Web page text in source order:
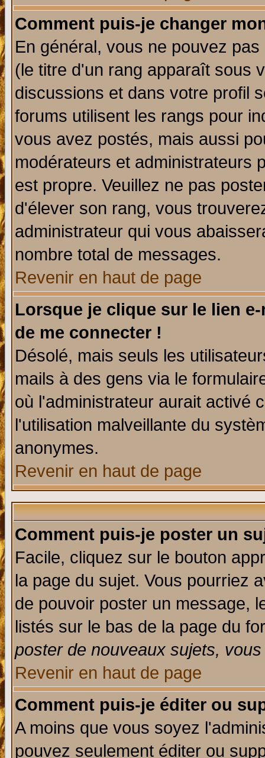
Comment puis-je changer
En général, vous ne pouvez
(le titre d'un rang apparaît sous
discussions et dans votre profil
forums utilisent les rangs pour
vous avez postés, mais aussi
modérateurs et administrateurs
est propre. Veuillez ne pas
d'élever son rang, vous
administrateur qui vous
nombre total de messages.
Revenir en haut de page
Lorsque je clique sur le lien
de me connecter !
Désolé, mais seuls les
mails à des gens via le
où l'administrateur aurait activé
l'utilisation malveillante du
anonymes.
Revenir en haut de page
Comment puis-je poster un
Facile, cliquez sur le bouton
la page du sujet. Vous pourriez
de pouvoir poster un message,
listés sur le bas de la page du
poster de nouveaux sujets,
Revenir en haut de page
Comment puis-je éditer ou
A moins que vous soyez
pouvez seulement éditer ou